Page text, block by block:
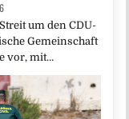
um den CDU-
Gemeinschaft
vor, mit…